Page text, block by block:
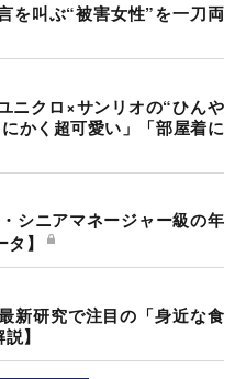
を叫ぶ“被害女性”を一刀両
ニクロ×サンリオの“ひんや
かく超可愛い」「部屋着に
シニアマネージャー級の年
】
新研究で注目の「身近な食
】